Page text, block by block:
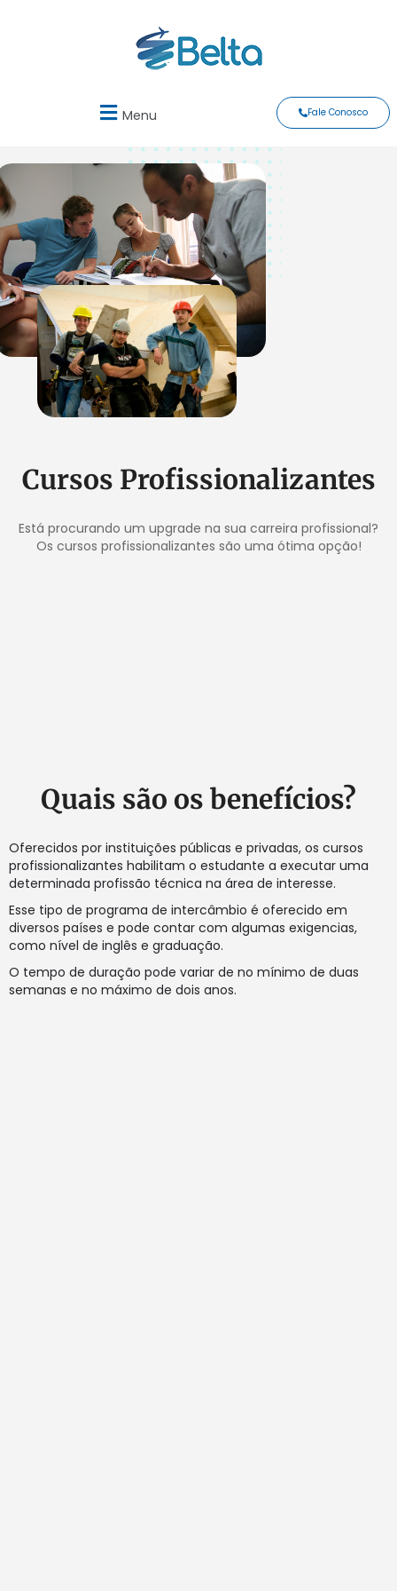
Menu Fale Conosco
Cursos Profissionalizantes
Está procurando um upgrade na sua carreira profissional?
Os cursos profissionalizantes são uma ótima opção!
Quais são os benefícios?
Oferecidos por instituições públicas e privadas, os cursos
profissionalizantes habilitam o estudante a executar uma
determinada profissão técnica na área de interesse.
Esse tipo de programa de intercâmbio é oferecido em
diversos países e pode contar com algumas exigencias,
como nível de inglês e graduação.
O tempo de duração pode variar de no mínimo de duas
semanas e no máximo de dois anos.